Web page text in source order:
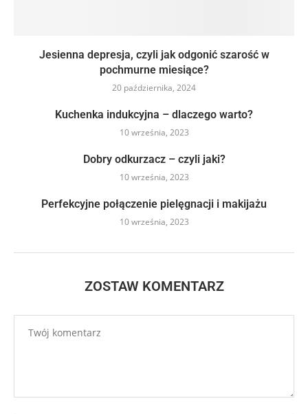
Jesienna depresja, czyli jak odgonić szarość w
pochmurne miesiące?
20 października, 2024
Kuchenka indukcyjna – dlaczego warto?
10 września, 2023
Dobry odkurzacz – czyli jaki?
10 września, 2023
Perfekcyjne połączenie pielęgnacji i makijażu
10 września, 2023
ZOSTAW KOMENTARZ